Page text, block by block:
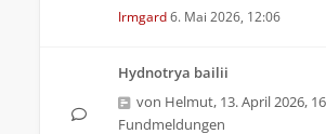
Irmgard6. Mai 2026, 12:06
Hydnotrya bailii
von Helmut, 13. April 2026,
Fundmeldungen